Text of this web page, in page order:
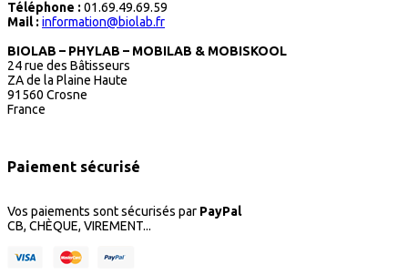
Téléphone : 01.69.49.69.59
Mail : information@biolab.fr
BIOLAB – PHYLAB – MOBILAB & MOBISKOOL
24 rue des Bâtisseurs
ZA de la Plaine Haute
91560 Crosne
France
Paiement sécurisé
Vos paiements sont sécurisés par PayPal
CB, CHÈQUE, VIREMENT...